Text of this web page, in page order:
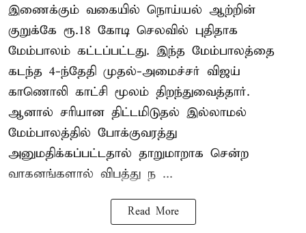
இணைக்கும் வகையில் நொய்யல் ஆற்றின்
குறுக்கே ரூ.18 கோடி செலவில் புதிதாக
மேம்பாலம் கட்டப்பட்டது. இந்த மேம்பாலத்தை
கடந்த 4-ந்தேதி முதல்-அமைச்சர் விஜய்
காணொலி காட்சி மூலம் திறந்துவைத்தார்.
ஆனால் சரியான திட்டமிடுதல் இல்லாமல்
மேம்பாலத்தில் போக்குவரத்து
அனுமதிக்கப்பட்டதால் தாறுமாறாக சென்ற
வாகனங்களால் விபத்து ந ...
Read More